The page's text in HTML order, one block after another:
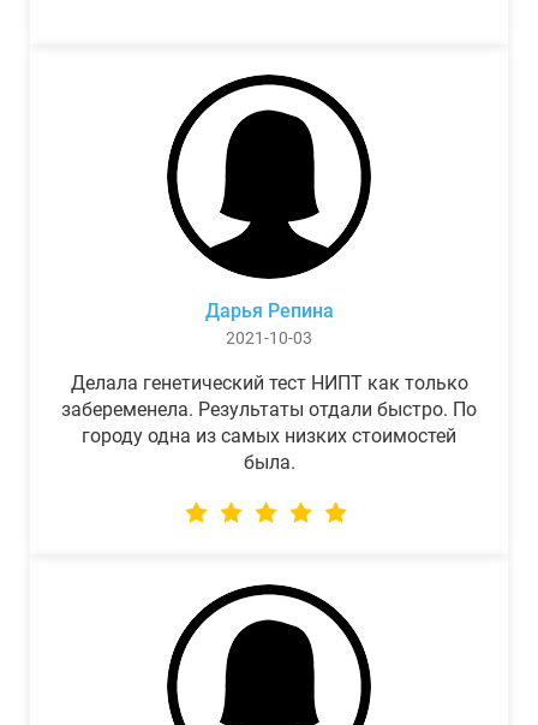
Дарья Репина
2021-10-03
Делала генетический тест НИПТ как только
забеременела. Результаты отдали быстро. По
городу одна из самых низких стоимостей
была.